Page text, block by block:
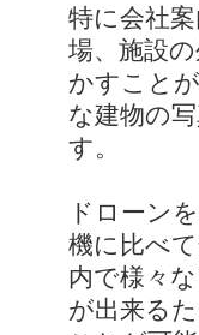
特に会社
場、施設
かすこと
な建物の
す。
ドローン
機に比べ
内で様々
が出来るた